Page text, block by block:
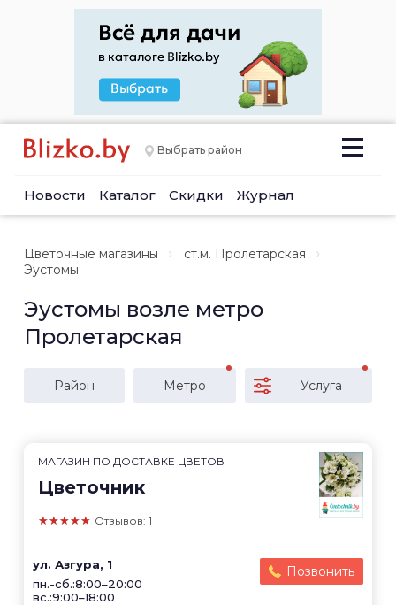
Выбрать район
Новости Каталог Скидки Журнал
Цветочные магазины
ст.м. Пролетарская
Эустомы
Эустомы возле метро
Пролетарская
Район Метро Услуга
МАГАЗИН ПО ДОСТАВКЕ ЦВЕТОВ
Цветочник
★★★★★ Отзывов: 1
ул. Азгура, 1
пн.-сб.:8:00–20:00
вс.:9:00–18:00
Позвонить